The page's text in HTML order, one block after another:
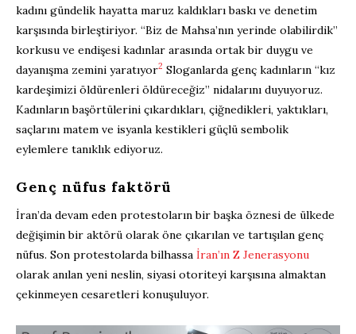
kadını gündelik hayatta maruz kaldıkları baskı ve denetim
karşısında birleştiriyor. “Biz de Mahsa’nın yerinde olabilirdik”
korkusu ve endişesi kadınlar arasında ortak bir duygu ve
dayanışma zemini yaratıyor2 Sloganlarda genç kadınların “kız
kardeşimizi öldürenleri öldüreceğiz” nidalarını duyuyoruz.
Kadınların başörtülerini çıkardıkları, çiğnedikleri, yaktıkları,
saçlarını matem ve isyanla kestikleri güçlü sembolik
eylemlere tanıklık ediyoruz.
Genç nüfus faktörü
İran’da devam eden protestoların bir başka öznesi de ülkede
değişimin bir aktörü olarak öne çıkarılan ve tartışılan genç
nüfus. Son protestolarda bilhassa İran’ın Z Jenerasyonu
olarak anılan yeni neslin, siyasi otoriteyi karşısına almaktan
çekinmeyen cesaretleri konuşuluyor.